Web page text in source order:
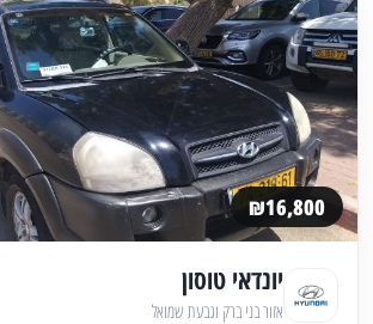
₪16,800
יונדאי טוסון
אזור בני ברק וגבעת שמואל